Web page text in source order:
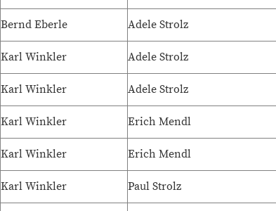
Bernd Eberle Adele Strolz
Karl Winkler Adele Strolz
Karl Winkler Adele Strolz
Karl Winkler Erich Mendl
Karl Winkler Erich Mendl
Karl Winkler Paul Strolz